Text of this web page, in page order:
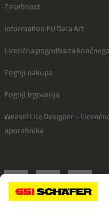
Zasebnost
Information EU Data Act
Licenčna pogodba za
Pogoji nakupa
Pogoji trgovanja
Weasel Lite Designer –
uporabnika
SSI facebookSSI youtube
SSI